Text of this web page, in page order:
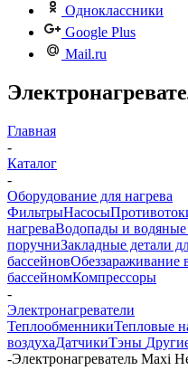
Одноклассники
Google Plus
Mail.ru
Главная
-
Каталог
-
Оборудование для нагрева
ФильтрыНасосы
нагреваВодопады и
поручниЗакладные детали
бассейновОбеззараживание
бассейномКомпрессоры
-
Электронагреватели
ТеплообменникиТепловые
воздухаДатчикиТэны
-Электронагреватель Maxi